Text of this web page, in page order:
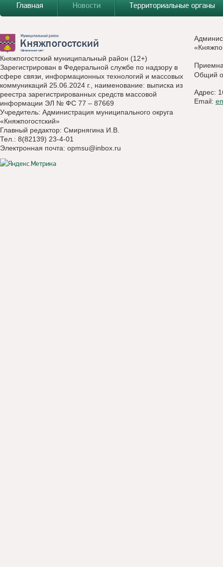
Главная
Новости Территориальные органы
Княжпогостский муниципальный район (12+)
Зарегистрирован в Федеральной службе по надзору в
сфере связи, информационных технологий и массовых
коммуникаций 25.06.2024 г., наименование: выписка из
реестра зарегистрированных средств массовой
информации ЭЛ № ФС 77 – 87669
Учредитель: Администрация муниципального округа
«Княжпогостский»
Главный редактор: Смирнягина И.В.
Тел.: 8(82139) 23-4-01
Электронная почта: opmsu@inbox.ru
Общий
Адрес:
Email: